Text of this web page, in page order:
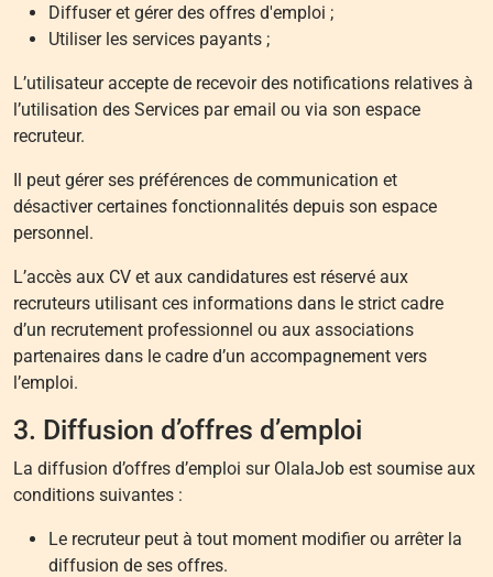
Diffuser et gérer des offres d'emploi ;
Utiliser les services payants ;
L’utilisateur accepte de recevoir des notifications relatives à
l’utilisation des Services par email ou via son espace
recruteur.
Il peut gérer ses préférences de communication et
désactiver certaines fonctionnalités depuis son espace
personnel.
L’accès aux CV et aux candidatures est réservé aux
recruteurs utilisant ces informations dans le strict cadre
d’un recrutement professionnel ou aux associations
partenaires dans le cadre d’un accompagnement vers
l’emploi.
3. Diffusion d’offres d’emploi
La diffusion d’offres d’emploi sur OlalaJob est soumise aux
conditions suivantes :
Le recruteur peut à tout moment modifier ou arrêter la
diffusion de ses offres.